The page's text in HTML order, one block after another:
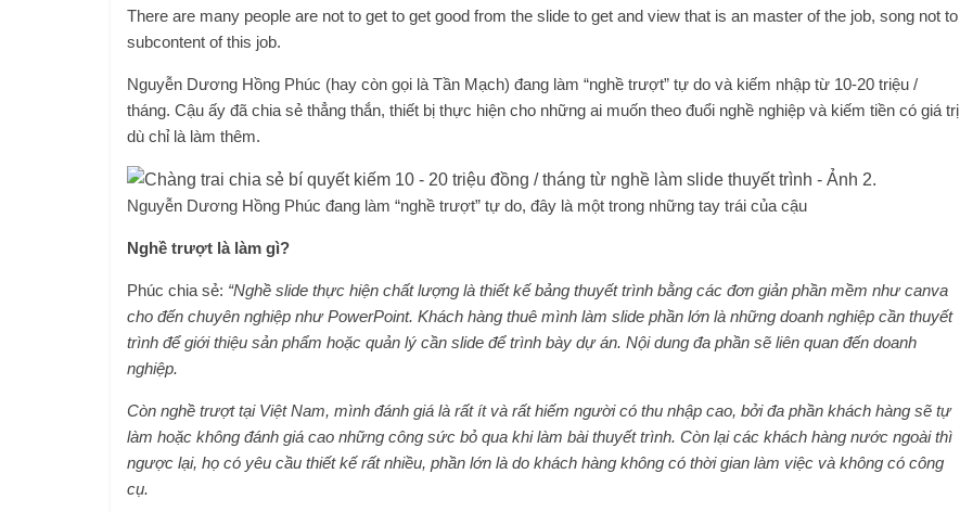
There are many people are not to get to get good from the slide to get and view that is an master of the job, song not to
subcontent of this job.
Nguyễn Dương Hồng Phúc (hay còn gọi là Tần Mạch) đang làm “nghề trượt” tự do và kiếm nhập từ 10-20 triệu /
tháng. Cậu ấy đã chia sẻ thẳng thắn, thiết bị thực hiện cho những ai muốn theo đuổi nghề nghiệp và kiếm tiền có giá trị
dù chỉ là làm thêm.
Nguyễn Dương Hồng Phúc đang làm “nghề trượt” tự do, đây là một trong những tay trái của cậu
Nghề trượt là làm gì?
Phúc chia sẻ: “Nghề slide thực hiện chất lượng là thiết kế bảng thuyết trình bằng các đơn giản phần mềm như canva
cho đến chuyên nghiệp như PowerPoint. Khách hàng thuê mình làm slide phần lớn là những doanh nghiệp cần thuyết
trình để giới thiệu sản phẩm hoặc quản lý cần slide để trình bày dự án. Nội dung đa phần sẽ liên quan đến doanh
nghiệp.
Còn nghề trượt tại Việt Nam, mình đánh giá là rất ít và rất hiếm người có thu nhập cao, bởi đa phần khách hàng sẽ tự
làm hoặc không đánh giá cao những công sức bỏ qua khi làm bài thuyết trình. Còn lại các khách hàng nước ngoài thì
ngược lại, họ có yêu cầu thiết kế rất nhiều, phần lớn là do khách hàng không có thời gian làm việc và không có công
cụ.